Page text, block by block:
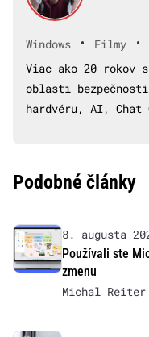
Windows • Filmy •
Viac ako 20 rokov
oblasti
hardvéru, AI,
Podobné články
8. augusta
Používali ste
zmenu
Michal Reiter